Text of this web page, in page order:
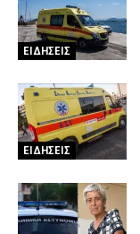
ΕΙΔΗΣΕΙΣ
ΕΙΔΗΣΕΙΣ